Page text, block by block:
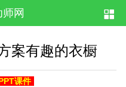
网
案有趣的衣橱
课件